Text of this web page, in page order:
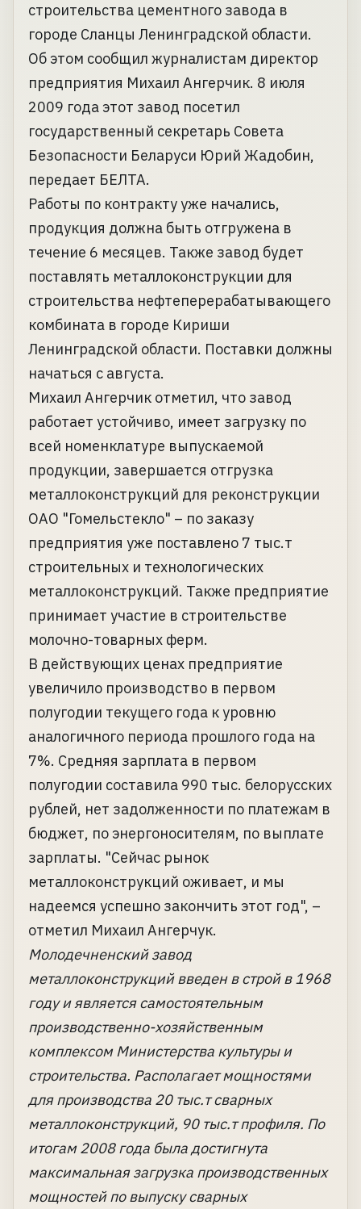
строительства цементного завода в
городе Сланцы Ленинградской области.
Об этом сообщил журналистам директор
предприятия Михаил Ангерчик. 8 июля
2009 года этот завод посетил
государственный секретарь Совета
Безопасности Беларуси Юрий Жадобин,
передает БЕЛТА.
Работы по контракту уже начались,
продукция должна быть отгружена в
течение 6 месяцев. Также завод будет
поставлять металлоконструкции для
строительства нефтеперерабатывающего
комбината в городе Кириши
Ленинградской области. Поставки должны
начаться с августа.
Михаил Ангерчик отметил, что завод
работает устойчиво, имеет загрузку по
всей номенклатуре выпускаемой
продукции, завершается отгрузка
металлоконструкций для реконструкции
ОАО "Гомельстекло" – по заказу
предприятия уже поставлено 7 тыс.т
строительных и технологических
металлоконструкций. Также предприятие
принимает участие в строительстве
молочно-товарных ферм.
В действующих ценах предприятие
увеличило производство в первом
полугодии текущего года к уровню
аналогичного периода прошлого года на
7%. Средняя зарплата в первом
полугодии составила 990 тыс. белорусских
рублей, нет задолженности по платежам в
бюджет, по энергоносителям, по выплате
зарплаты. "Сейчас рынок
металлоконструкций оживает, и мы
надеемся успешно закончить этот год", –
отметил Михаил Ангерчук.
Молодечненский завод
металлоконструкций введен в строй в 1968
году и является самостоятельным
производственно-хозяйственным
комплексом Министерства культуры и
строительства. Располагает мощностями
для производства 20 тыс.т сварных
металлоконструкций, 90 тыс.т профиля. По
итогам 2008 года была достигнута
максимальная загрузка производственных
мощностей по выпуску сварных